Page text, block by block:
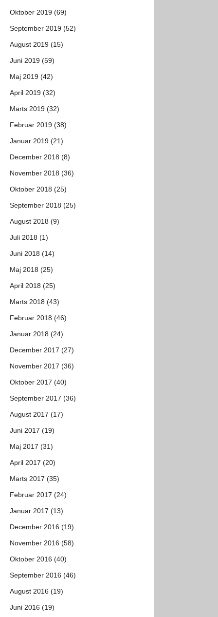
Oktober 2019 (69)
September 2019 (52)
August 2019 (15)
Juni 2019 (59)
Maj 2019 (42)
April 2019 (32)
Marts 2019 (32)
Februar 2019 (38)
Januar 2019 (21)
December 2018 (8)
November 2018 (36)
Oktober 2018 (25)
September 2018 (25)
August 2018 (9)
Juli 2018 (1)
Juni 2018 (14)
Maj 2018 (25)
April 2018 (25)
Marts 2018 (43)
Februar 2018 (46)
Januar 2018 (24)
December 2017 (27)
November 2017 (36)
Oktober 2017 (40)
September 2017 (36)
August 2017 (17)
Juni 2017 (19)
Maj 2017 (31)
April 2017 (20)
Marts 2017 (35)
Februar 2017 (24)
Januar 2017 (13)
December 2016 (19)
November 2016 (58)
Oktober 2016 (40)
September 2016 (46)
August 2016 (19)
Juni 2016 (19)